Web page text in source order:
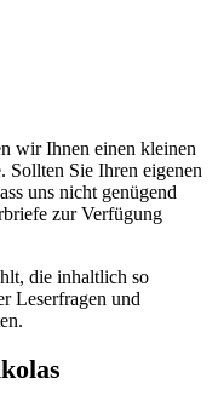
wir Ihnen einen kleinen
Sollten Sie Ihren eigenen
uns nicht genügend
zur Verfügung
die inhaltlich so
Leserfragen und